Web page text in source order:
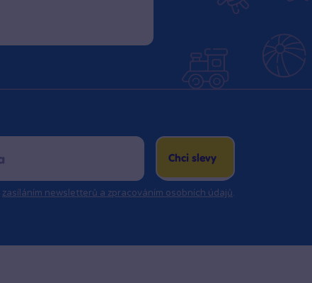
Chci slevy
zasíláním newsletterů a zpracováním osobních údajů.